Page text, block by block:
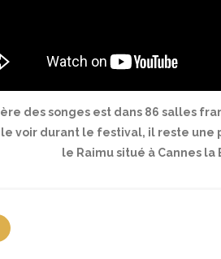
des songes est dans 86 salles
le voir durant le festival, il reste
le Raimu situé à Cannes la